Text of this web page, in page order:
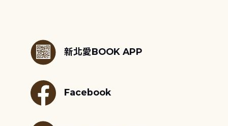
新北愛BOOK APP
Facebook